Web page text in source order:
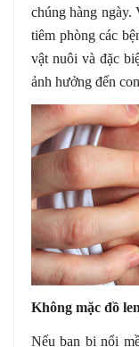
chúng hàng ngày.
tiêm phòng các
vật nuôi và đặc
ảnh hưởng đến
Không mặc đồ
Nếu bạn bị nổi